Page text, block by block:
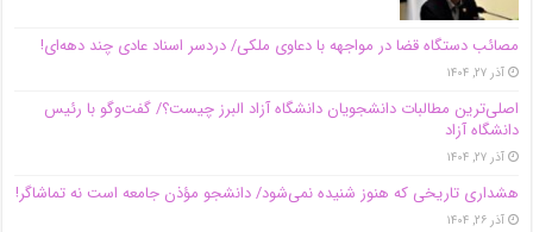
مصائب دستگاه قضا در مواجهه با دعاوی ملکی/ دردسر اسناد عادی چند‌ دهه‌ای!
آذر ۲۷, ۱۴۰۴
اصلی‌ترین مطالبات دانشجویان دانشگاه آزاد البرز چیست؟/ گفت‌وگو با رئیس
دانشگاه آز‌اد
آذر ۲۷, ۱۴۰۴
هشداری تاریخی که هنوز شنیده نمی‌شود/ دانشجو مؤذن جامعه است نه تماشاگر!
آذر ۲۶, ۱۴۰۴